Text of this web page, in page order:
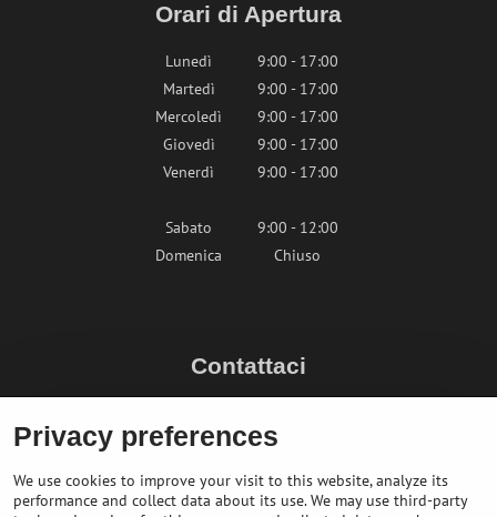
Orari di Apertura
Lunedì
9:00 - 17:00
Martedì
9:00 - 17:00
Mercoledì
9:00 - 17:00
Giovedì
9:00 - 17:00
Venerdì
9:00 - 17:00
Sabato
9:00 - 12:00
Domenica
Chiuso
Contattaci
+436764858804 (AT)
Privacy preferences
We use cookies to improve your visit to this website, analyze its
performance and collect data about its use. We may use third-party